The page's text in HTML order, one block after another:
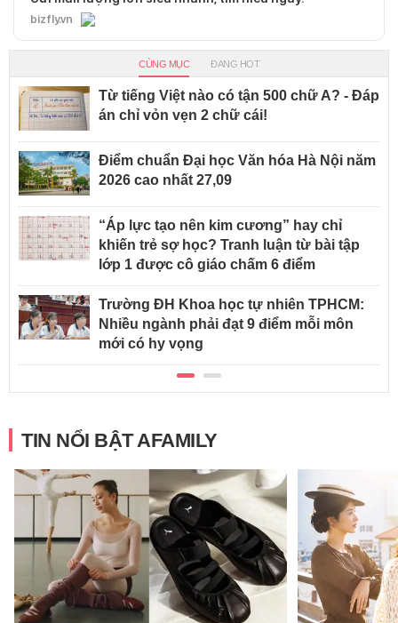
bizfly.vn
CÙNG MỤC ĐANG HOT
Từ tiếng Việt nào có tận 500 chữ A? - Đáp
án chỉ vỏn vẹn 2 chữ cái!
Điểm chuẩn Đại học Văn hóa Hà Nội năm
2026 cao nhất 27,09
“Áp lực tạo nên kim cương” hay chỉ
khiến trẻ sợ học? Tranh luận từ bài tập
lớp 1 được cô giáo chấm 6 điểm
Trường ĐH Khoa học tự nhiên TPHCM:
Nhiều ngành phải đạt 9 điểm mỗi môn
mới có hy vọng
TIN NỔI BẬT AFAMILY